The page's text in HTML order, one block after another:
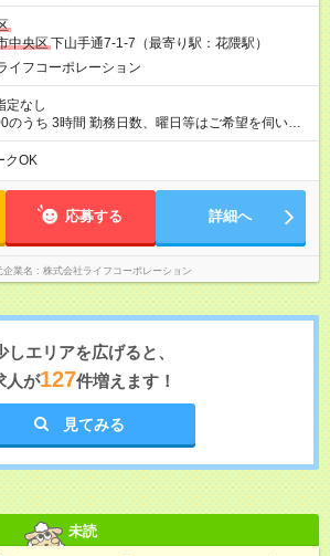
中央区下山手通7-1-7（最寄り駅：花隈駅）
イフコーポレーション
定なし
日数、曜日等はご希望を伺いま
以外をご希望の場合は、面接にてご相談くださ
クOK
応募する 詳細へ
企業名 株式会社ライフコーポレーション
しエリアを広げると、
人が127件増えます！
見てみる
未読